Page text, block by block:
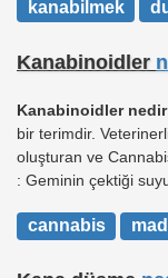
kanabilmek
Kanabinoidler
Kanabinoidler nedir
bir terimdir.
oluşturan ve
: Geminin çektiği
cannabis